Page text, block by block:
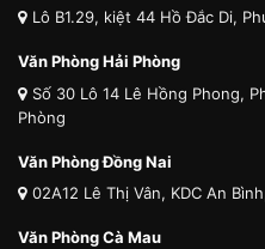
Lô B1.29, kiệt 44 Hồ Đắc Di,
Văn Phòng Hải Phòng
Số 30 Lô 14 Lê Hồng Phong,
Phòng
Văn Phòng Đồng Nai
02A12 Lê Thị Vân, KDC An
Văn Phòng Cà Mau